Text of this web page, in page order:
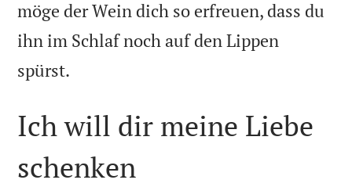
möge der Wein dich so erfreuen, dass du
ihn im Schlaf noch auf den Lippen
spürst.
Ich will dir meine Liebe
schenken